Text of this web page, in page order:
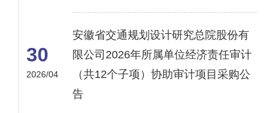
30
2026/04
安徽省交通规划设计研究总院股份有
限公司2026年所属单位经济责任审计
（共12个子项）协助审计项目采购公
告